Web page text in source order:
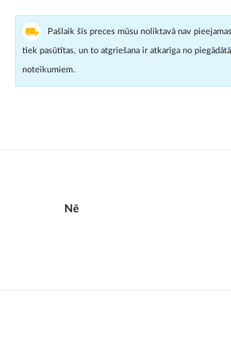
Pašlaik šīs preces mūsu noliktavā nav
tiek pasūtītas, un to atgriešana ir atkarīga no
noteikumiem.
Nē